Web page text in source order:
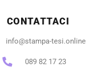
CONTATTACI
info@stampa-tesi.online
089 82 17 23